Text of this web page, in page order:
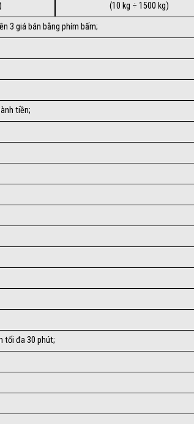
(10 kg ÷ 1500 kg)
3 giá bán bằng phím bấm;
tiền;
tối đa 30 phút;